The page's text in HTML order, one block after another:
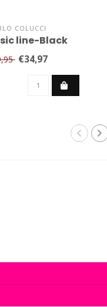
COLUCCI
line-Black
€34,97